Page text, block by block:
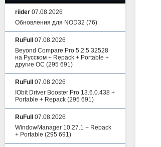
riider 07.08.2026
Обновления для NOD32 (76)
RuFull
07.08.2026
Beyond Compare Pro 5.2.5.32528
на Русском + Repack + Portable +
другие ОС (295 691)
RuFull
07.08.2026
IObit Driver Booster Pro 13.6.0.438 +
Portable + Repack (295 691)
RuFull
07.08.2026
WindowManager 10.27.1 + Repack
+ Portable (295 691)